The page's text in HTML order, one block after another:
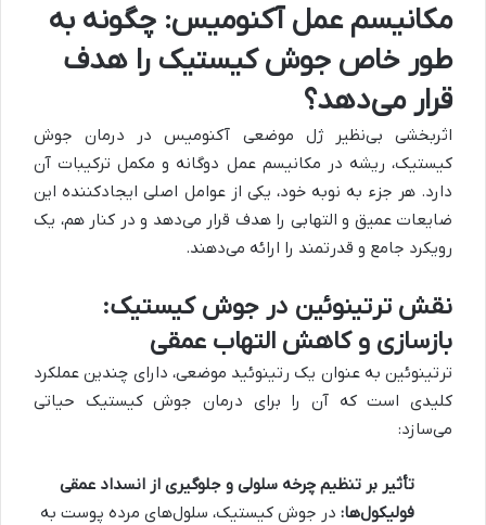
مکانیسم عمل آکنومیس: چگونه به
طور خاص جوش کیستیک را هدف
قرار می‌دهد؟
اثربخشی بی‌نظیر ژل موضعی آکنومیس در درمان جوش
کیستیک، ریشه در مکانیسم عمل دوگانه و مکمل ترکیبات آن
دارد. هر جزء به نوبه خود، یکی از عوامل اصلی ایجادکننده این
ضایعات عمیق و التهابی را هدف قرار می‌دهد و در کنار هم، یک
رویکرد جامع و قدرتمند را ارائه می‌دهند.
نقش ترتینوئین در جوش کیستیک:
بازسازی و کاهش التهاب عمقی
ترتینوئین به عنوان یک رتینوئید موضعی، دارای چندین عملکرد
کلیدی است که آن را برای درمان جوش کیستیک حیاتی
می‌سازد:
تأثیر بر تنظیم چرخه سلولی و جلوگیری از انسداد عمقی
فولیکول‌ها: در جوش کیستیک، سلول‌های مرده پوست به